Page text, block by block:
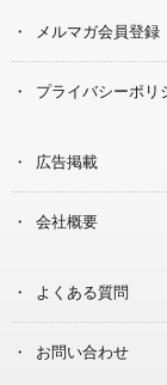
メルマガ会員登録
プライバシーポリ
広告掲載
会社概要
よくある質問
お問い合わせ